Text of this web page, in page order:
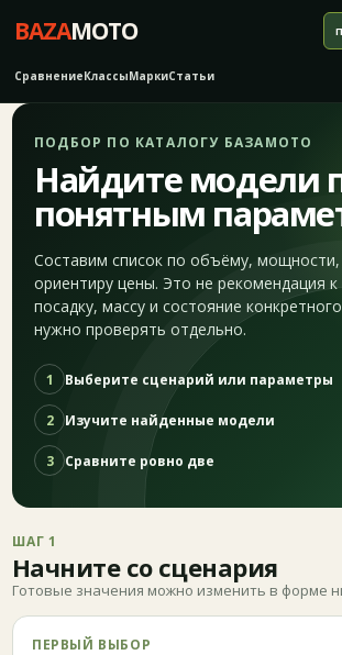
BAZAMOTO
СравнениеКлассыМаркиСтатьи
ПОДБОР ПО КАТАЛОГУ БАЗАМОТО
Найдите модели
понятным
Составим список по объёму, мощности,
ориентиру цены. Это не рекомендация к
посадку, массу и состояние
нужно проверять отдельно.
1 Выберите сценарий или параметры
2 Изучите найденные модели
3 Сравните ровно две
ШАГ 1
Начните со сценария
Готовые значения можно изменить в форме
ПЕРВЫЙ ВЫБОР